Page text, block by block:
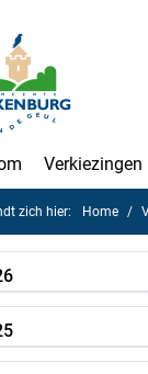
Verkiezingen
zich hier: Home